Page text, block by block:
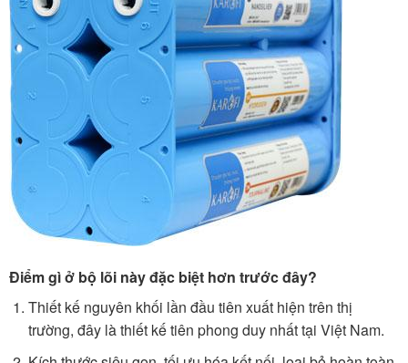
Điểm gì ở bộ lõi này đặc biệt hơn trước đây?
Thiết kế nguyên khối lần đầu tiên xuất hiện trên thị
trường, đây là thiết kế tiên phong duy nhất tại Việt Nam.